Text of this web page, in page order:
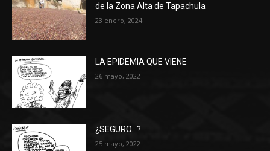
de la Zona Alta de Tapachula
23 enero, 2024
LA EPIDEMIA QUE VIENE
26 mayo, 2022
¿SEGURO…?
25 mayo, 2022